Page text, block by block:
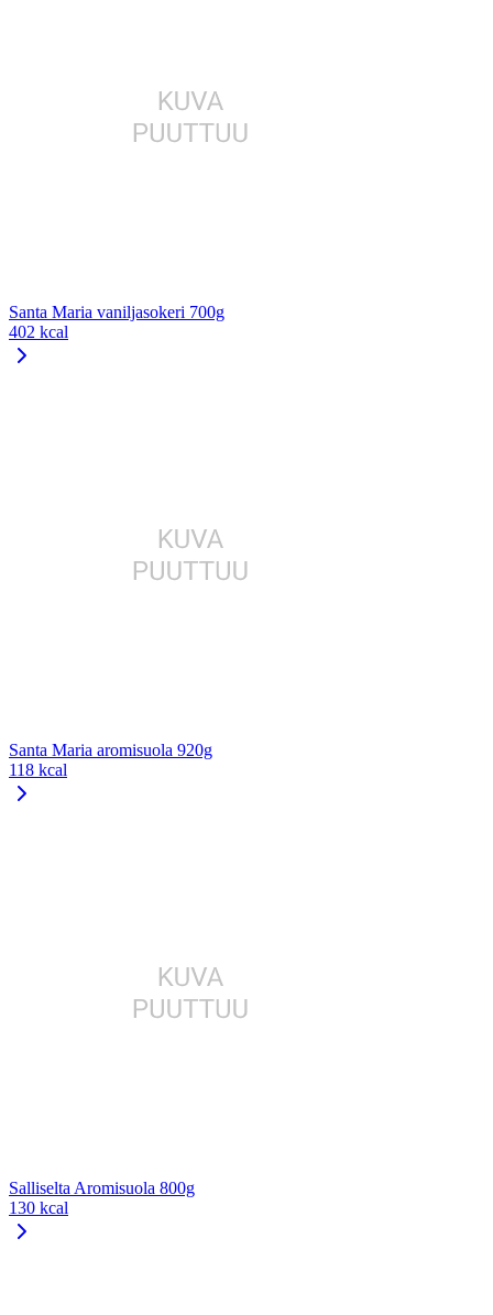
Santa Maria vaniljasokeri 700g
402 kcal
Santa Maria aromisuola 920g
118 kcal
Salliselta Aromisuola 800g
130 kcal